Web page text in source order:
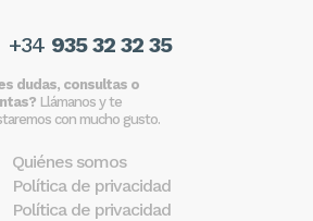
+34 935 32 32 35
dudas, consultas o
Llámanos y te
con mucho gusto.
Quiénes somos
Política de privacidad
Política de privacidad